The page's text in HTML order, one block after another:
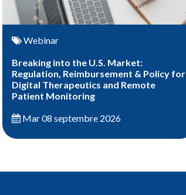
Webinar
Breaking into the U.S. Market:
Regulation, Reimbursement & Policy for
Digital Therapeutics and Remote
Patient Monitoring
Mar 08 septembre 2026